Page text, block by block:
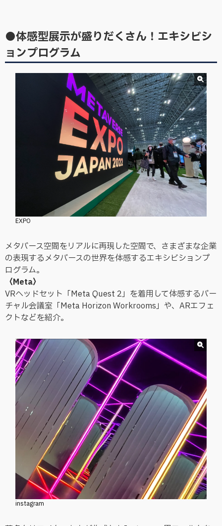
●体感型展示が盛りだくさん！エキシビシ
ョンプログラム
EXPO
メタバース空間をリアルに再現した空間で、さまざまな企業
の表現するメタバースの世界を体感するエキシビションプ
ログラム。
〈Meta〉
VRヘッドセット「Meta Quest 2」を着用して体感するバー
チャル会議室「Meta Horizon Workrooms」や、ARエフェ
クトなどを紹介。
instagram